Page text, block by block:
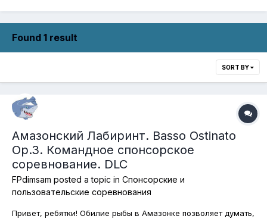
Found 1 result
SORT BY
Амазонский Лабиринт. Basso Ostinato
Op.3. Командное спонсорское
соревнование. DLC
FPdimsam posted a topic in Спонсорские и
пользовательские соревнования
Привет, ребятки! Обилие рыбы в Амазонке позволяет думать,